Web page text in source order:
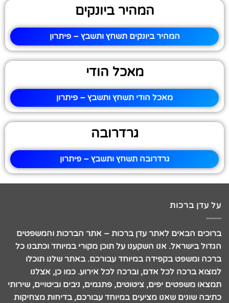
המהיר ביונקים
המהיר ביונקים תשחץ ותשבץ – פיתרון
מאכל הודי
מאכל הודי תשחץ ותשבץ – פיתרון
גרדרובה
גרדרובה תשחץ ותשבץ – פיתרון
על עדן ברכות
ברוכים הבאים לאתר עדן ברכות – אתר הברכות והמשפטים
הגדול בישראל. אנו השקענו על תוכן מקורי במיוחד וכתבנו כל
ברכה ומשפט בקפידה במיוחד עבורכם. באתר שלנו תוכלו
למצוא ברכה לכל אדם, וברכה לכל אירוע. כמו כן, אצלנו
תמצאו משפטים יפים, ציטוטים, פתגמים, ניבים וביטויים, שירותי
כתיבה שונים שאנו מציעים במיוחד עבורכם, בדיחות מצחיקות